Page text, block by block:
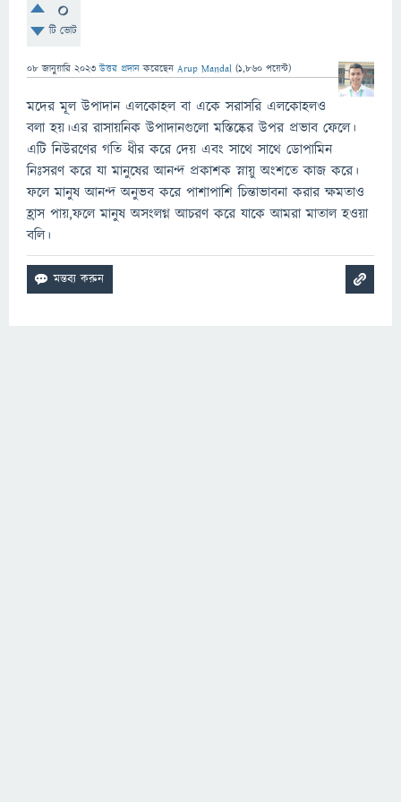
0
টি ভোট
08 জানুয়ারি 2023 উত্তর প্রদান করেছেন Arup Mandal (1,860 পয়েন্ট)
মদের মূল উপাদান এলকোহল বা একে সরাসরি এলকোহলও
বলা হয়।এর রাসায়নিক উপাদানগুলো মস্তিষ্কের উপর প্রভাব ফেলে।
এটি নিউরণের গতি ধীর করে দেয় এবং সাথে সাথে ডোপামিন
নিঃসরণ করে যা মানুষের আনন্দ প্রকাশক স্নায়ু অংশতে কাজ করে।
ফলে মানুষ আনন্দ অনুভব করে পাশাপাশি চিন্তাভাবনা করার ক্ষমতাও
হ্রাস পায়,ফলে মানুষ অসংলগ্ন আচরণ করে যাকে আমরা মাতাল হওয়া
বলি।